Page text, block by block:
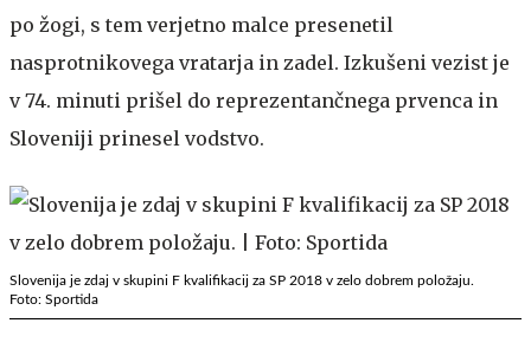
po žogi, s tem verjetno malce presenetil
nasprotnikovega vratarja in zadel. Izkušeni vezist je
v 74. minuti prišel do reprezentančnega prvenca in
Sloveniji prinesel vodstvo.
Slovenija je zdaj v skupini F kvalifikacij za SP 2018 v zelo dobrem položaju.
Foto: Sportida